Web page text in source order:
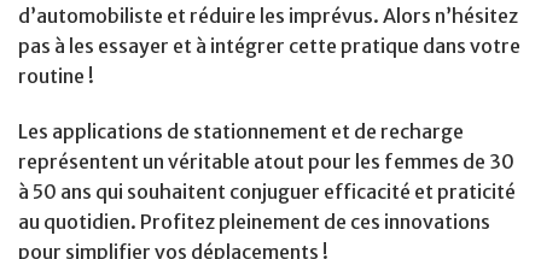
d’automobiliste et réduire les imprévus. Alors n’hésitez
pas à les essayer et à intégrer cette pratique dans votre
routine !
Les applications de stationnement et de recharge
représentent un véritable atout pour les femmes de 30
à 50 ans qui souhaitent conjuguer efficacité et praticité
au quotidien. Profitez pleinement de ces innovations
pour simplifier vos déplacements !